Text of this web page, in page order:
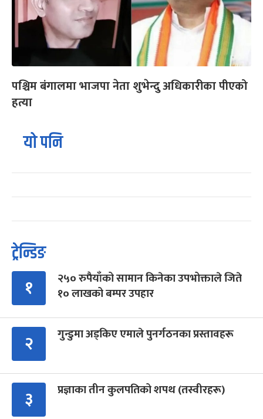
पश्चिम बंगालमा भाजपा नेता शुभेन्दु अधिकारीका पीएको
हत्या
यो पनि
ट्रेन्डिङ
१
२५० रुपैयाँको सामान किनेका उपभोक्ताले जिते
१० लाखको बम्पर उपहार
२ गुन्डुमा अड्किए एमाले पुनर्गठनका प्रस्तावहरू
३ प्रज्ञाका तीन कुलपतिको शपथ (तस्वीरहरू)